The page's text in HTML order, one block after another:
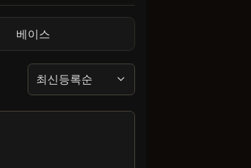
베이스
최신등록순